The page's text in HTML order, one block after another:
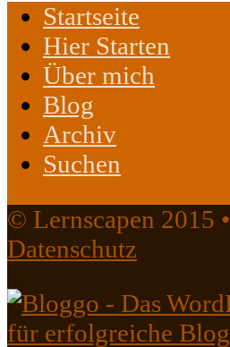
Startseite
Hier Starten
Über mich
Blog
Archiv
Suchen
© Lernscapen 2015 •
Datenschutz